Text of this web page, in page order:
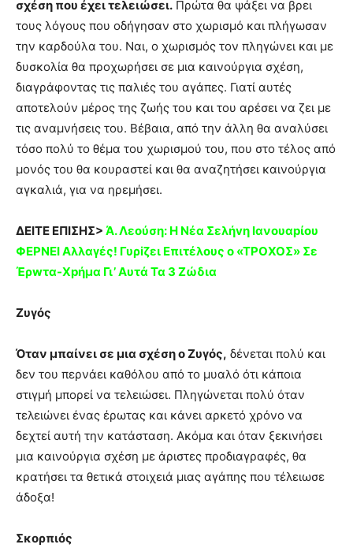
σχέση που έχει τελειώσει. Πρώτα θα ψάξει να βρει
τους λόγους που οδήγησαν στο χωρισμό και πλήγωσαν
την καρδούλα του. Ναι, ο χωρισμός τον πληγώνει και με
δυσκολία θα προχωρήσει σε μια καινούργια σχέση,
διαγράφοντας τις παλιές του αγάπες. Γιατί αυτές
αποτελούν μέρος της ζωής του και του αρέσει να ζει με
τις αναμνήσεις του. Βέβαια, από την άλλη θα αναλύσει
τόσο πολύ το θέμα του χωρισμού του, που στο τέλος από
μονός του θα κουραστεί και θα αναζητήσει καινούργια
αγκαλιά, για να ηρεμήσει.
ΔΕΙΤΕ ΕΠΙΣΗΣ> Ά. Λεούση: Η Nέα Σελήvη Ιανουαpίου
ΦEΡΝΕΙ Aλλαγές! Γυρiζει Eπιτέλoυς ο «ΤΡOΧΟΣ» Σε
Έρwτα-Xpήμα Γι’ Aυτά Τα 3 Ζώδια
Ζυγός
Όταν μπαίνει σε μια σχέση ο Ζυγός, δένεται πολύ και
δεν του περνάει καθόλου από το μυαλό ότι κάποια
στιγμή μπορεί να τελειώσει. Πληγώνεται πολύ όταν
τελειώνει ένας έρωτας και κάνει αρκετό χρόνο να
δεχτεί αυτή την κατάσταση. Ακόμα και όταν ξεκινήσει
μια καινούργια σχέση με άριστες προδιαγραφές, θα
κρατήσει τα θετικά στοιχειά μιας αγάπης που τέλειωσε
άδοξα!
Σκορπιός